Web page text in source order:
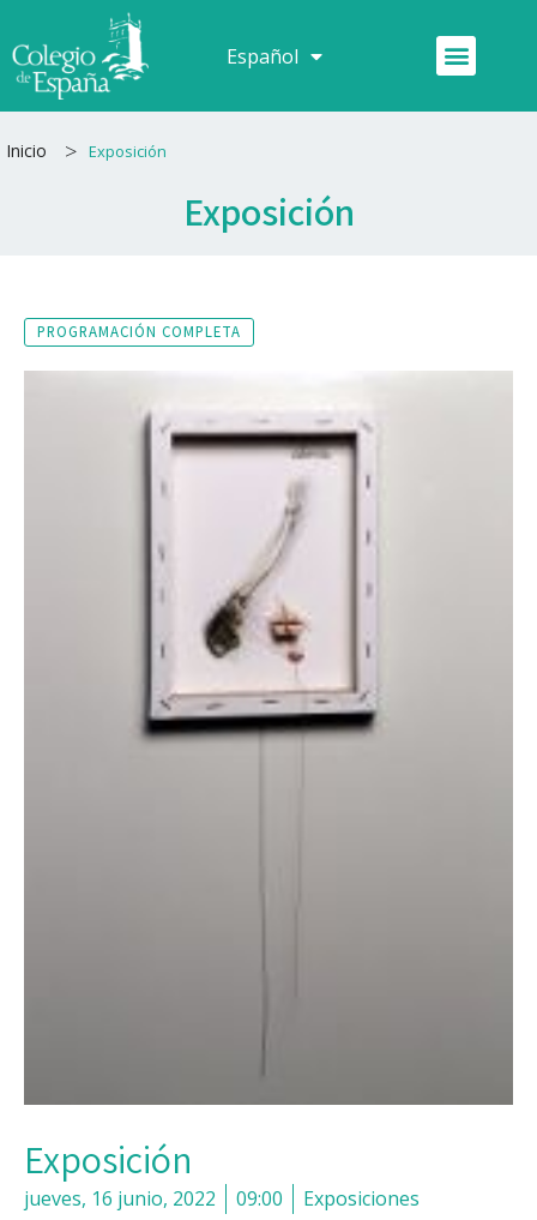
al
contenido
Español
Français Menú
Inicio > Exposición
Exposición
PROGRAMACIÓN COMPLETA
Exposición
jueves, 16 junio, 2022 09:00 Exposiciones